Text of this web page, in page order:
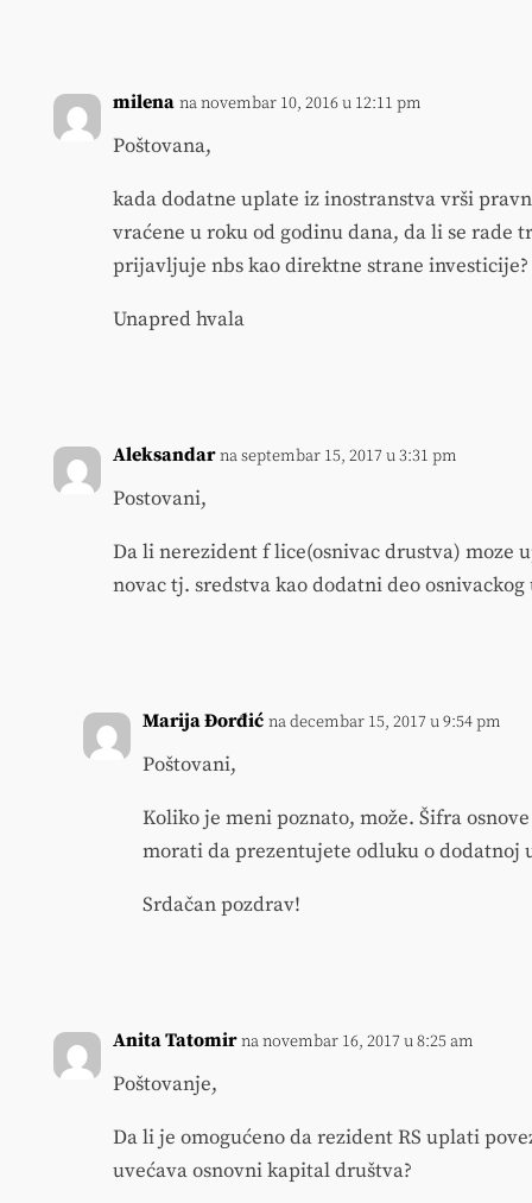
milena na novembar 10, 2016 u 12:11 pm
Poštovana,
kada dodatne uplate iz inostranstva vrši
vraćene u roku od godinu dana, da li se rade
prijavljuje nbs kao direktne strane investicije?
Unapred hvala
Aleksandar na septembar 15, 2017 u 3:31 pm
Postovani,
Da li nerezident f lice(osnivac drustva)
novac tj. sredstva kao dodatni deo
Marija Đorđić na decembar 15, 2017 u 9:54 pm
Poštovani,
Koliko je meni poznato, može. Šifra
morati da prezentujete odluku o dodatnoj
Srdačan pozdrav!
Anita Tatomir na novembar 16, 2017 u 8:25 am
Poštovanje,
Da li je omogućeno da rezident RS uplati
uvećava osnovni kapital društva?